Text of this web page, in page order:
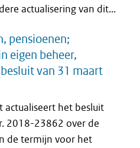
actualisering van dit...
pensioenen;
eigen beheer,
van 31 maart
actualiseert het besluit
2018-23862 over de
de termijn voor het